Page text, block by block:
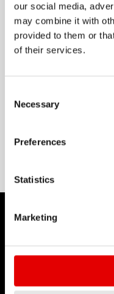
our social media,
may combine it with
provided to them or
of their services.
Necessary
Preferences
Statistics
Marketing
sztywne koło powinien zacząć od RR
powierzchni, ta
gravelu lub
O nas